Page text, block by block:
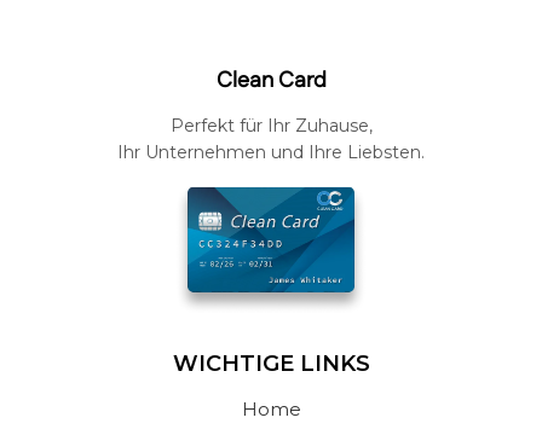
Clean Card
Perfekt für Ihr Zuhause,
Ihr Unternehmen und Ihre Liebsten.
WICHTIGE LINKS
Home